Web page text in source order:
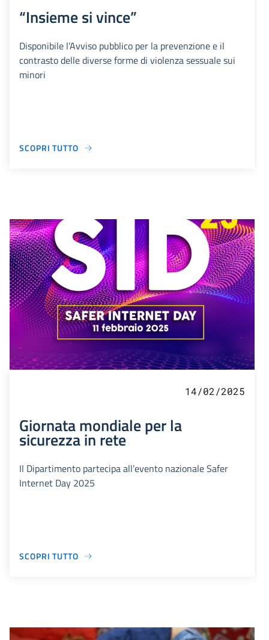
“Insieme si vince”
Disponibile l’Avviso pubblico per la prevenzione e il
contrasto delle diverse forme di violenza sessuale sui
minori
SCOPRI TUTTO
14/02/2025
Giornata mondiale per la
sicurezza in rete
Il Dipartimento partecipa all’evento nazionale Safer
Internet Day 2025
SCOPRI TUTTO